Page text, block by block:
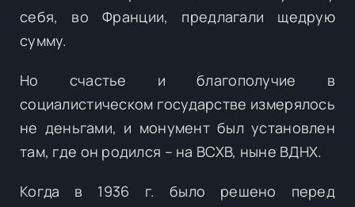
себя, во Франции, предлагали щедрую
сумму.
Но счастье и благополучие в
социалистическом государстве измерялось
не деньгами, и монумент был установлен
там, где он родился – на ВСХВ, ныне ВДНХ.
Когда в 1936 г. было решено перед